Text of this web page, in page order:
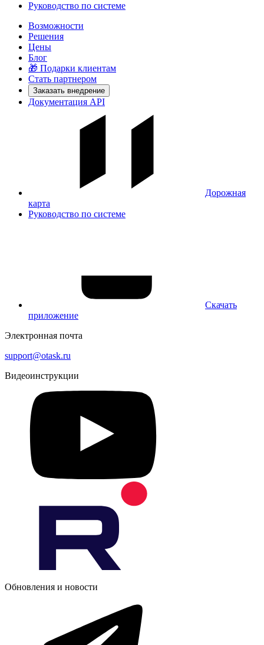
Руководство по системе
Возможности
Решения
Цены
Блог
🎁 Подарки клиентам
Стать партнером
Заказать внедрение
Документация API
Дорожная
карта
Руководство по системе
Скачать
приложение
Электронная почта
support@otask.ru
Видеоинструкции
Обновления и новости